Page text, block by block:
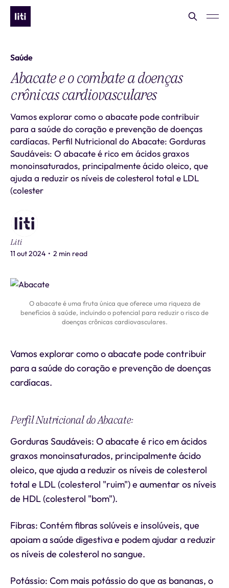
Saúde
Abacate e o combate a doenças
crônicas cardiovasculares
Vamos explorar como o abacate pode contribuir
para a saúde do coração e prevenção de doenças
cardíacas. Perfil Nutricional do Abacate: Gorduras
Saudáveis: O abacate é rico em ácidos graxos
monoinsaturados, principalmente ácido oleico, que
ajuda a reduzir os níveis de colesterol total e LDL
(colester
Liti
11 out 2024 • 2 min read
O abacate é uma fruta única que oferece uma riqueza de
benefícios à saúde, incluindo o potencial para reduzir o risco de
doenças crônicas cardiovasculares.
Vamos explorar como o abacate pode contribuir
para a saúde do coração e prevenção de doenças
cardíacas.
Perfil Nutricional do Abacate:
Gorduras Saudáveis: O abacate é rico em ácidos
graxos monoinsaturados, principalmente ácido
oleico, que ajuda a reduzir os níveis de colesterol
total e LDL (colesterol "ruim") e aumentar os níveis
de HDL (colesterol "bom").
Fibras: Contém fibras solúveis e insolúveis, que
apoiam a saúde digestiva e podem ajudar a reduzir
os níveis de colesterol no sangue.
Potássio: Com mais potássio do que as bananas, o